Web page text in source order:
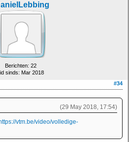
Berichten: 22
sinds: Mar 2018
#34
(29 May 2018, 17:54)
vtm.be/video/volledige-